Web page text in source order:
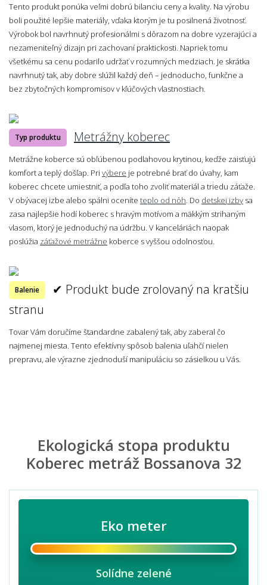
Tento produkt ponúka veľmi dobrú bilanciu ceny a kvality. Na výrobu
boli použité lepšie materiály, vďaka ktorým je tu posilnená životnosť.
Výrobok bol navrhnutý profesionálmi s dôrazom na dobre vyzerajúci a
nezameniteľný dizajn pri zachovaní praktickosti. Napriek tomu
všetkému sa cenu podarilo udržať v rozumných medziach. Je skrátka
navrhnutý tak, aby dobre slúžil každý deň – jednoducho, funkčne a
bez zbytočných kompromisov v kľúčových vlastnostiach.
Typ produktu Metrážny koberec
Metrážne koberce sú obľúbenou podlahovou krytinou, keďže zaisťujú
komfort a teplý došľap. Pri výbere je potrebné brať do úvahy, kam
koberec chcete umiestniť, a podľa toho zvoliť materiál a triedu záťaže.
V obývacej izbe alebo spálni oceníte teplo od nôh . Do detskej izby sa
zasa najlepšie hodí koberec s hravým motívom a mäkkým strihaným
vlasom, ktorý je jednoduchý na údržbu. V kanceláriách naopak
poslúžia záťažové metrážne koberce s vyššou odolnosťou.
Balenie
✔ Produkt bude zrolovaný na kratšiu
stranu
Tovar Vám doručíme štandardne zabalený tak, aby zaberal čo
najmenej miesta. Tento efektívny spôsob balenia uľahčí nielen
prepravu, ale výrazne zjednoduší manipuláciu so zásielkou u Vás.
Ekologická stopa produktu
Koberec metráž Bossanova 32
Eko meter
Solídne zelené